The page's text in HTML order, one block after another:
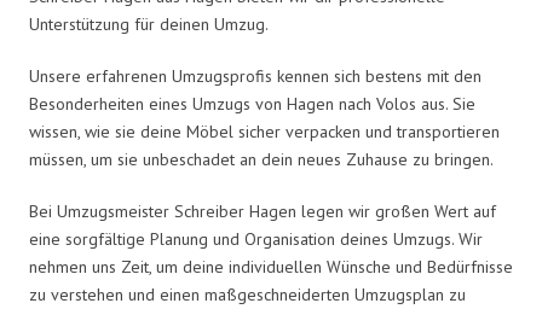
Unterstützung für deinen Umzug.
Unsere erfahrenen Umzugsprofis kennen sich bestens mit den
Besonderheiten eines Umzugs von Hagen nach Volos aus. Sie
wissen, wie sie deine Möbel sicher verpacken und transportieren
müssen, um sie unbeschadet an dein neues Zuhause zu bringen.
Bei Umzugsmeister Schreiber Hagen legen wir großen Wert auf
eine sorgfältige Planung und Organisation deines Umzugs. Wir
nehmen uns Zeit, um deine individuellen Wünsche und Bedürfnisse
zu verstehen und einen maßgeschneiderten Umzugsplan zu